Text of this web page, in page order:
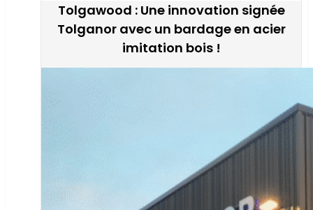
Tolgawood : Une innovation signée
Tolganor avec un bardage en acier
imitation bois !